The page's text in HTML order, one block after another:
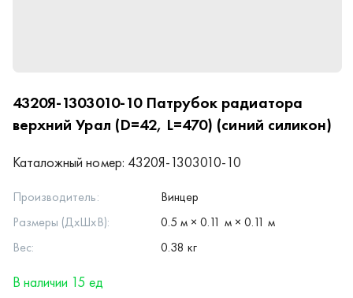
4320Я-1303010-10 Патрубок радиатора
верхний Урал (D=42, L=470) (синий силикон)
Каталожный номер: 4320Я-1303010-10
Производитель:
Винцер
Размеры (ДхШхВ):
0.5 м × 0.11 м × 0.11 м
Вес:
0.38 кг
В наличии 15 ед